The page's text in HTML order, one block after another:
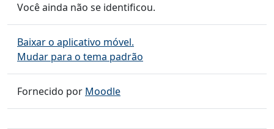
Você ainda não se identificou.
Baixar o aplicativo móvel.
Mudar para o tema padrão
Fornecido por Moodle